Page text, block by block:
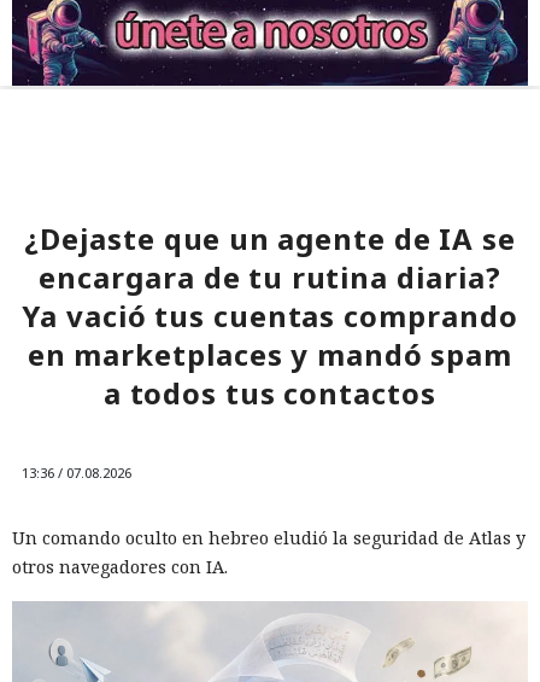
¿Dejaste que un agente de IA se
encargara de tu rutina diaria?
Ya vació tus cuentas comprando
en marketplaces y mandó spam
a todos tus contactos
13:36 / 07.08.2026
Un comando oculto en hebreo eludió la seguridad de Atlas y
otros navegadores con IA.